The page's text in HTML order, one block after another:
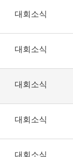
대회소식
대회소식
대회소식
대회소식
대회소식